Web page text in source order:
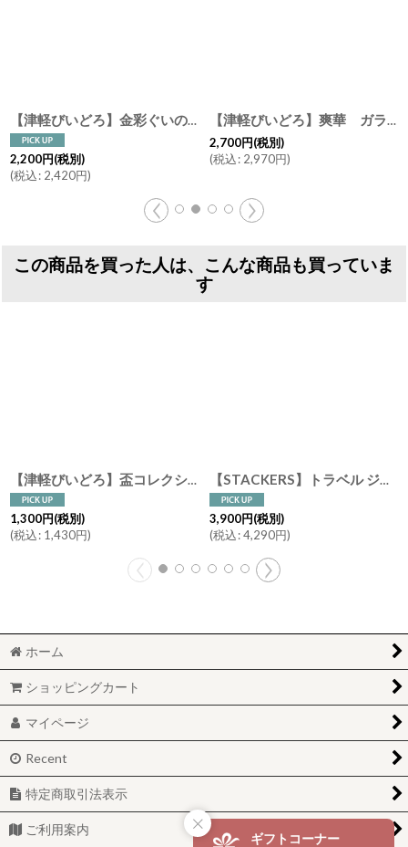
【津軽びいどろ】金彩ぐいのみ 盃 なつの宵 こぼれ桜 なごり雪 すずし風 あかね空 日本酒 酒器 ガラス食器 冷酒
2,200円(税別)
(税込: 2,420円)
【津軽びいどろ】爽華 ガラス盃 花霞 初夏 夏影 月明 星夜 酒器 木箱入り 平盃 日本製 手作り 石塚ガラス アデリア
2,700円(税別)
(税込: 2,970円)
この商品を買った人は、こんな商品も買っていま
す
【津軽びいどろ】盃コレクション ワングリ あじさい みずばしょう はるがすみ わたゆき ガラス食器 石塚硝子 アデリア 日本製
1,300円(税別)
(税込: 1,430円)
【STACKERS】トラベル ジュエリーボックス S Travel S ダスキーブルー Dusky Blue スタッカーズ
3,900円(税別)
(税込:4,290円)
ホーム
ショッピングカート
マイページ
Recent
特定商取引法表示
ご利用案内
ギフトコーナー